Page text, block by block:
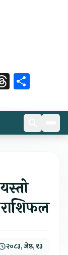
Threads
२०८३, जेष्ठ, १३